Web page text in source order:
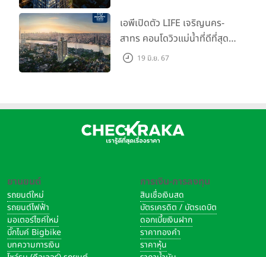
เอพีเปิดตัว LIFE เจริญนคร-
สาทร คอนโดวิวแม่น้ำที่ดีที่สุด
กับชีวิตที่เหนือกว่าในทุกมิติ
19 มิ.ย. 67
ยานยนต์
รถยนต์ใหม่
รถยนต์ไฟฟ้า
มอเตอร์ไซค์ใหม่
บิ๊กไบค์ Bigbike
บทความการเงิน
การเงิน-การลงทุน
สินเชื่อเงินสด
บัตรเครดิต / บัตรเดบิต
ดอกเบี้ยเงินฝาก
ราคาทองคำ
ราคาหุ้น